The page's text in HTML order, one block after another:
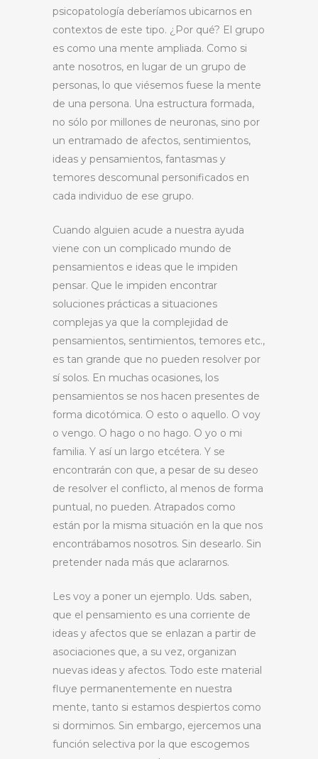
psicopatología deberíamos ubicarnos en
contextos de este tipo. ¿Por qué? El grupo
es como una mente ampliada. Como si
ante nosotros, en lugar de un grupo de
personas, lo que viésemos fuese la mente
de una persona. Una estructura formada,
no sólo por millones de neuronas, sino por
un entramado de afectos, sentimientos,
ideas y pensamientos, fantasmas y
temores descomunal personificados en
cada individuo de ese grupo.
Cuando alguien acude a nuestra ayuda
viene con un complicado mundo de
pensamientos e ideas que le impiden
pensar. Que le impiden encontrar
soluciones prácticas a situaciones
complejas ya que la complejidad de
pensamientos, sentimientos, temores etc.,
es tan grande que no pueden resolver por
sí solos. En muchas ocasiones, los
pensamientos se nos hacen presentes de
forma dicotómica. O esto o aquello. O voy
o vengo. O hago o no hago. O yo o mi
familia. Y así un largo etcétera. Y se
encontrarán con que, a pesar de su deseo
de resolver el conflicto, al menos de forma
puntual, no pueden. Atrapados como
están por la misma situación en la que nos
encontrábamos nosotros. Sin desearlo. Sin
pretender nada más que aclararnos.
Les voy a poner un ejemplo. Uds. saben,
que el pensamiento es una corriente de
ideas y afectos que se enlazan a partir de
asociaciones que, a su vez, organizan
nuevas ideas y afectos. Todo este material
fluye permanentemente en nuestra
mente, tanto si estamos despiertos como
si dormimos. Sin embargo, ejercemos una
función selectiva por la que escogemos